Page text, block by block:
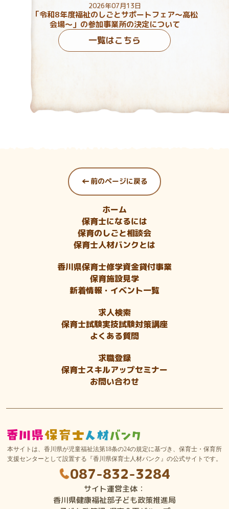
2026年07月13日
「令和8年度福祉のしごとサポートフェア～高松
会場～」の参加事業所の決定について
一覧はこちら
← 前のページに戻る
ホーム
保育士になるには
保育のしごと相談会
保育士人材バンクとは
香川県保育士修学資金貸付事業
保育施設見学
新着情報・イベント一覧
求人検索
保育士試験実技試験対策講座
よくある質問
求職登録
保育士スキルアップセミナー
お問い合わせ
本サイトは、香川県が児童福祉法第18条の24の規定に基づき、保育士・保育所
支援センターとして設置する『香川県保育士人材バンク』の公式サイトです。
087-832-3284
サイト運営主体：
香川県健康福祉部子ども政策推進局